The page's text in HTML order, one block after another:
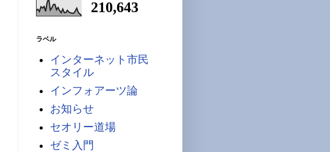
210,643
ラベル
インターネット市民
スタイル
インフォアーツ論
お知らせ
セオリー道場
ゼミ入門